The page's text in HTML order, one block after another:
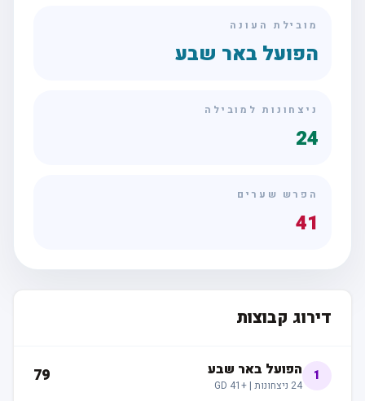
מובילת העונה
הפועל באר שבע
ניצחונות למובילה
24
הפרש שערים
41
דירוג קבוצות
הפועל באר שבע
24ניצחונות |+41
GD
79